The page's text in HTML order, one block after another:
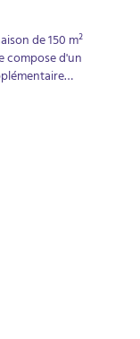
de 150 m²
compose d'un
salle d'eau,